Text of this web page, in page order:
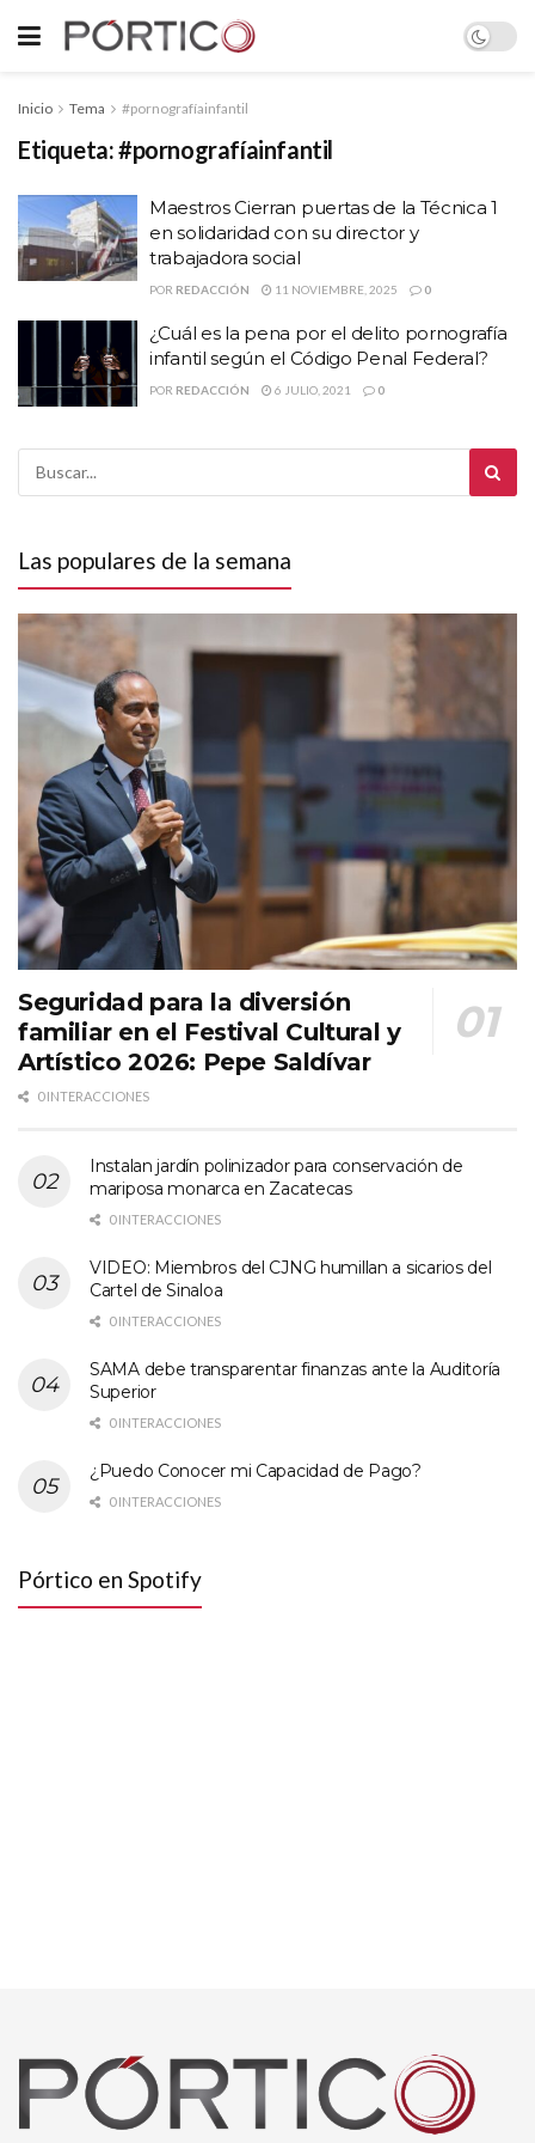
Inicio Tema #pornografíainfantil
Etiqueta:#pornografíainfantil
Maestros Cierran puertas de la Técnica 1
en solidaridad con su director y
trabajadora social
POR REDACCIÓN 11 NOVIEMBRE, 2025 0
¿Cuál es la pena por el delito pornografía
infantil según el Código Penal Federal?
POR REDACCIÓN 6 JULIO, 2021 0
Las populares de la semana
Seguridad para la diversión
familiar en el Festival Cultural y
Artístico 2026: Pepe Saldívar
0 INTERACCIONES
Instalan jardín polinizador para conservación de
mariposa monarca en Zacatecas
0 INTERACCIONES
VIDEO: Miembros del CJNG humillan a sicarios del
Cartel de Sinaloa
0 INTERACCIONES
SAMA debe transparentar finanzas ante la Auditoría
Superior
0 INTERACCIONES
¿Puedo Conocer mi Capacidad de Pago?
0 INTERACCIONES
Pórtico en Spotify